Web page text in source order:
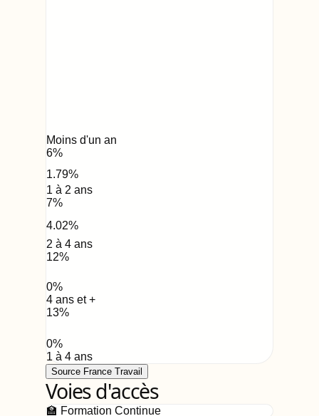
Moins d'un an
6%
1.79%
1 à 2 ans
7%
4.02%
2 à 4 ans
12%
0%
4 ans et +
13%
0%
1 à 4 ans
Source France Travail
Voies d'accès
🏫 Formation Continue